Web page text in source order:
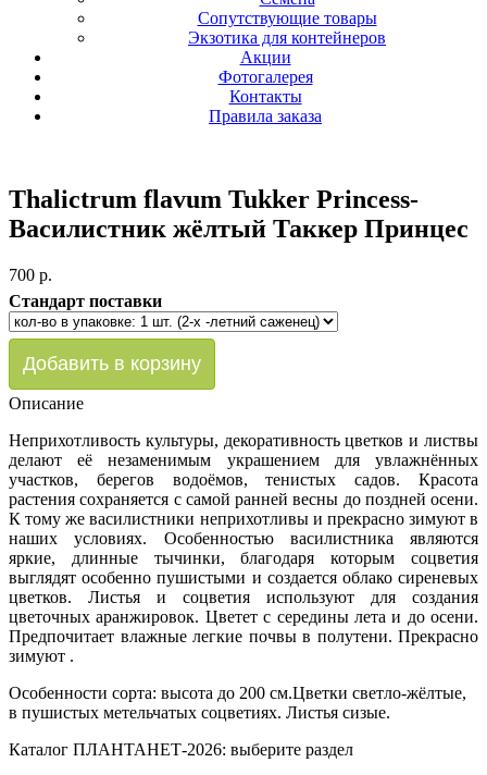
Сопутствующие товары
Экзотика для контейнеров
Акции
Фотогалерея
Контакты
Правила заказа
Thalictrum flavum Tukker Princess-
Василистник жёлтый Таккер Принцес
700 p.
Стандарт поставки
Описание
Неприхотливость культуры, декоративность цветков и листвы
делают её незаменимым украшением для увлажнённых
участков, берегов водоёмов, тенистых садов. Красота
растения сохраняется с самой ранней весны до поздней осени.
К тому же василистники неприхотливы и прекрасно зимуют в
наших условиях. Особенностью василистника являются
яркие, длинные тычинки, благодаря которым соцветия
выглядят особенно пушистыми и создается облако сиреневых
цветков. Листья и соцветия используют для создания
цветочных аранжировок. Цветет с середины лета и до осени.
Предпочитает влажные легкие почвы в полутени. Прекрасно
зимуют .
Особенности сорта: высота до 200 см.Цветки светло-жёлтые,
в пушистых метельчатых соцветиях. Листья сизые.
Каталог ПЛАНТАНЕТ-2026: выберите раздел